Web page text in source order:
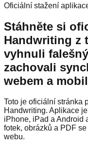
Oficiální stažení
Stáhněte si
Handwriting z
vyhnuli
zachovali
webem a
Toto je oficiální stránka
Handwriting. Aplikace
iPhone, iPad a Android
fotek, obrázků a PDF
webu.